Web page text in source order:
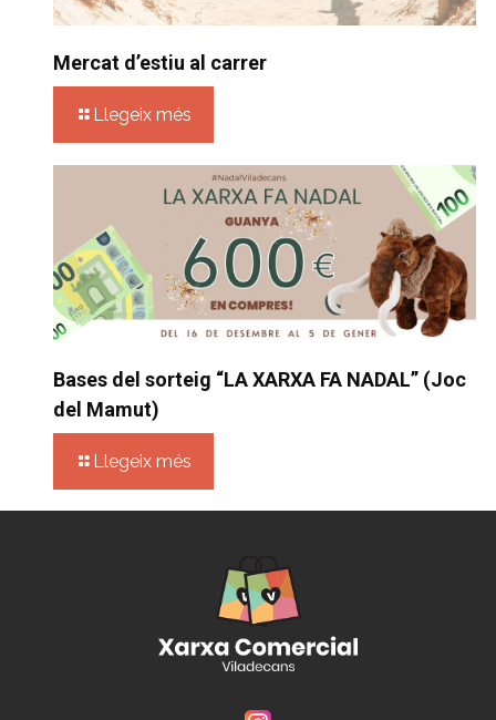
Mercat d’estiu al carrer
Llegeix més
Bases del sorteig “LA XARXA FA NADAL” (Joc
del Mamut)
Llegeix més